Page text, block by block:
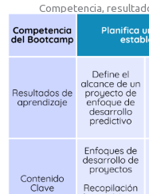
Competencia,